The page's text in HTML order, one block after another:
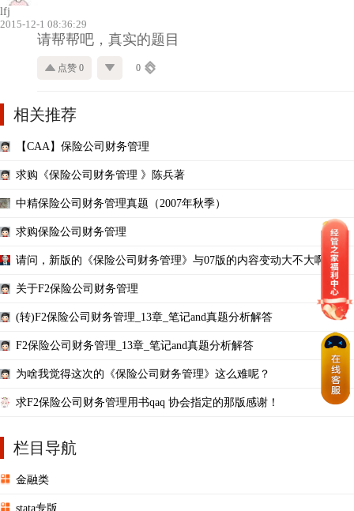
lfj
2015-12-1 08:36:29
请帮帮吧，真实的题目
点赞 0 0
相关推荐
【CAA】保险公司财务管理
求购《保险公司财务管理 》陈兵著
中精保险公司财务管理真题（2007年秋季）
求购保险公司财务管理
请问，新版的《保险公司财务管理》与07版的内容变动大不大啊？
关于F2保险公司财务管理
(转)F2保险公司财务管理_13章_笔记and真题分析解答
F2保险公司财务管理_13章_笔记and真题分析解答
为啥我觉得这次的《保险公司财务管理》这么难呢？
求F2保险公司财务管理用书qaq 协会指定的那版感谢！
栏目导航
金融类
stata专版